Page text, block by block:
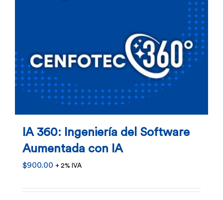
IA 360: Ingeniería del Software
Aumentada con IA
$900.00 + 2% IVA